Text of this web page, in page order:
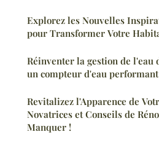
Explorez les Nouvelles
pour Transformer Votre
Réinventer la gestion de l'eau
un compteur d'eau performant
Revitalizez l'Apparence de
Novatrices et Conseils de
Manquer !